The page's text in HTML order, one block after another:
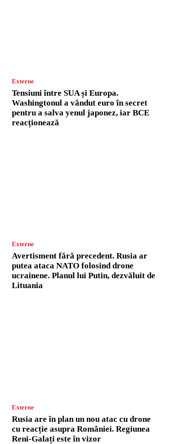
Externe
Tensiuni între SUA și Europa.
Washingtonul a vândut euro în secret
pentru a salva yenul japonez, iar BCE
reacționează
Externe
Avertisment fără precedent. Rusia ar
putea ataca NATO folosind drone
ucrainene. Planul lui Putin, dezvăluit de
Lituania
Externe
Rusia are în plan un nou atac cu drone
cu reacție asupra României. Regiunea
Reni-Galați este în vizor